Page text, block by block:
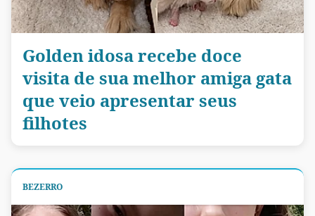
Golden idosa recebe doce
visita de sua melhor amiga gata
que veio apresentar seus
filhotes
BEZERRO